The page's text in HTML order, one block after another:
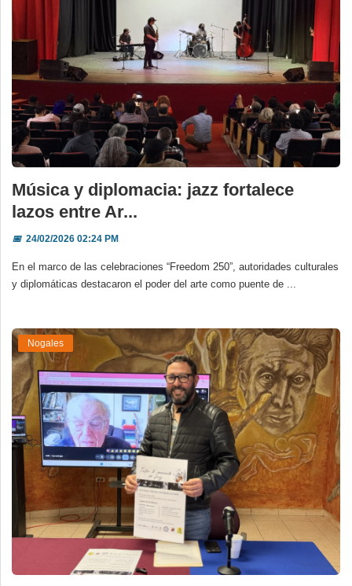
Música y diplomacia: jazz fortalece
lazos entre Ar...
📅24/02/2026 02:24 PM
En el marco de las celebraciones “Freedom 250”, autoridades culturales
y diplomáticas destacaron el poder del arte como puente de ...
Nogales